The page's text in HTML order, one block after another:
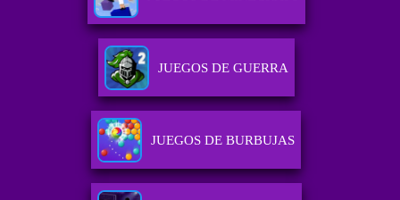
JUEGOS DE GUERRA
JUEGOS DE BURBUJAS